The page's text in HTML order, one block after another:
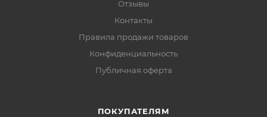
Отзывы
Контакты
Правила продажи товаров
Конфиденциальность
Публичная оферта
ПОКУПАТЕЛЯМ